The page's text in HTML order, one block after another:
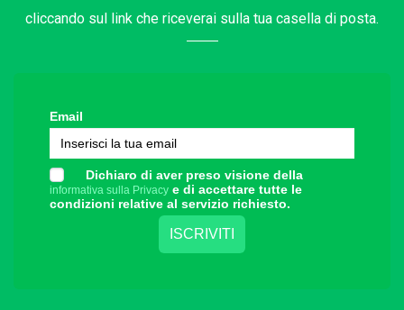
cliccando sul link che riceverai sulla tua casella di posta.
Email
Dichiaro di aver preso visione della
informativa sulla Privacy e di accettare tutte le
condizioni relative al servizio richiesto.